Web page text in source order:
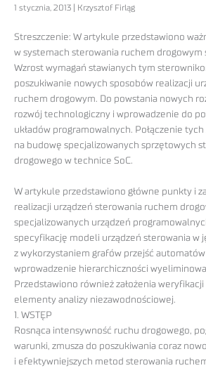
1 stycznia, 2013 | Krzysztof Firląg
Streszczenie: W artykule przedstawiono
w systemach sterowania ruchem drogowym
Wzrost wymagań stawianych tym
poszukiwanie nowych sposobów realizacji
ruchem drogowym. Do powstania nowych
rozwój technologiczny i wprowadzenie do
układów programowalnych. Połączenie
na budowę specjalizowanych sprzętowych
drogowego w technice SoC.
W artykule przedstawiono główne punkty i
realizacji urządzeń sterowania ruchem
specjalizowanych urządzeń
specyfikację modeli urządzeń sterowania w
z wykorzystaniem grafów przejść
wprowadzenie hierarchiczności
Przedstawiono również założenia
elementy analizy niezawodnościowej.
1. WSTĘP
Rosnąca intensywność ruchu drogowego,
warunki, zmusza do poszukiwania coraz
i efektywniejszych metod sterowania